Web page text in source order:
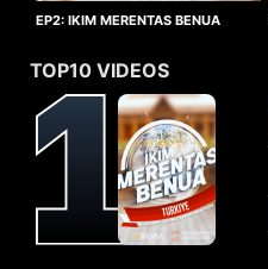
EP2: IKIM MERENTAS BENUA
TOP10 VIDEOS